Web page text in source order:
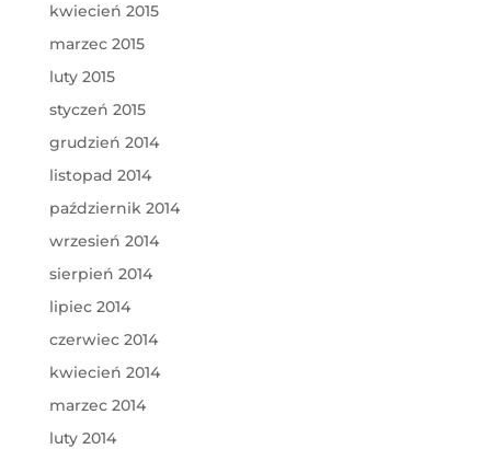
kwiecień 2015
marzec 2015
luty 2015
styczeń 2015
grudzień 2014
listopad 2014
październik 2014
wrzesień 2014
sierpień 2014
lipiec 2014
czerwiec 2014
kwiecień 2014
marzec 2014
luty 2014